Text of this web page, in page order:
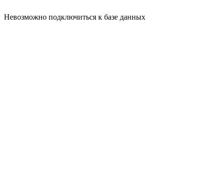
Невозможно подключиться к базе данных